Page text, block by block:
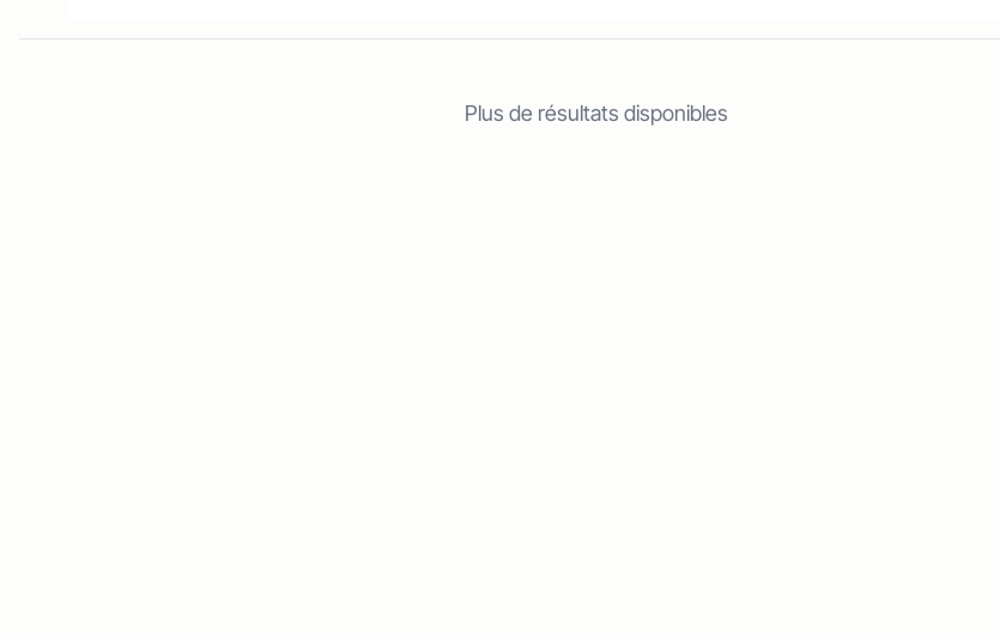
Plus de résultats disponibles